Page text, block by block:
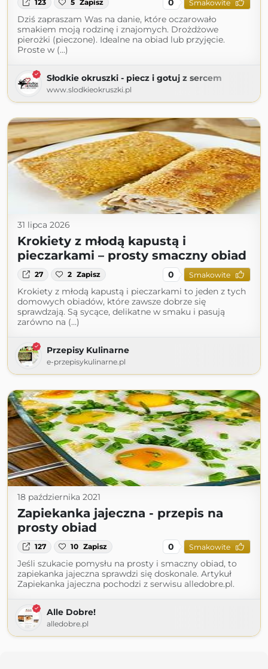
123 5 Zapisz Smakowite
Dziś zapraszam Was na danie, które oczarowało
smakiem moją rodzinę i znajomych. Drożdżowe
pierożki (pieczone). Idealne na obiad lub przyjęcie.
Proste w (...)
Słodkie okruszki - piecz i gotuj z sercem
www.slodkieokruszki.pl
31 lipca 2026
Krokiety z młodą kapustą i
pieczarkami – prosty smaczny obiad
27 2 Zapisz 0 Smakowite
Krokiety z młodą kapustą i pieczarkami to jeden z tych
domowych obiadów, które zawsze dobrze się
sprawdzają. Są sycące, delikatne w smaku i pasują
zarówno na (...)
Przepisy Kulinarne
e-przepisykulinarne.pl
18 października 2021
Zapiekanka jajeczna - przepis na
prosty obiad
127 10 Zapisz 0 Smakowite
Jeśli szukacie pomysłu na prosty i smaczny obiad, to
zapiekanka jajeczna sprawdzi się doskonale. Artykuł
Zapiekanka jajeczna pochodzi z serwisu alledobre.pl.
Alle Dobre!
alledobre.pl